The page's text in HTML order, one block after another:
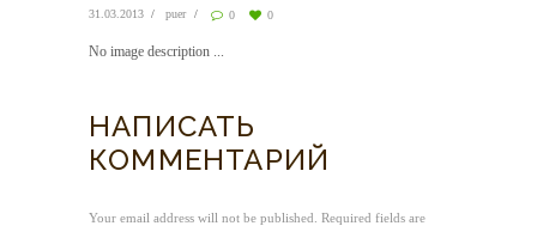
31.03.2013 puer 0 0
No image description ...
НАПИСАТЬ
КОММЕНТАРИЙ
Your email address will not be published. Required fields are